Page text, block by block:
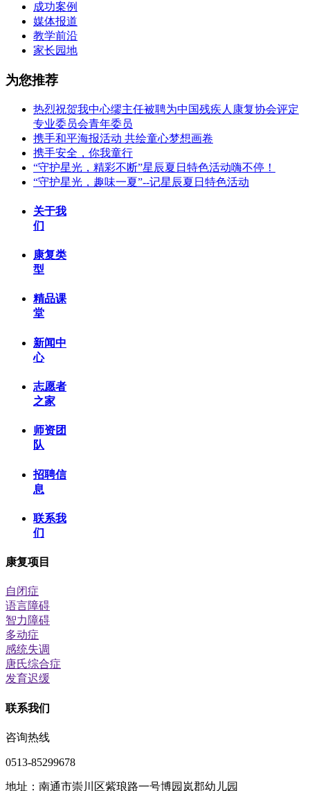
成功案例
媒体报道
教学前沿
家长园地
为您推荐
热烈祝贺我中心缪主任被聘为中国残疾人康复协会评定
专业委员会青年委员
携手和平海报活动 共绘童心梦想画卷
携手安全，你我童行
“守护星光，精彩不断”星辰夏日特色活动嗨不停！
“守护星光，趣味一夏”--记星辰夏日特色活动
关于我
们
康复类
型
精品课
堂
新闻中
心
志愿者
之家
师资团
队
招聘信
息
联系我
们
康复项目
自闭症
语言障碍
智力障碍
多动症
感统失调
唐氏综合症
发育迟缓
联系我们
咨询热线
0513-85299678
地址：南通市崇川区紫琅路一号博园岚郡幼儿园